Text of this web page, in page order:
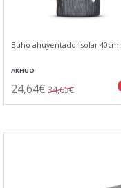
Buho ahuyentador solar 40cm.
AKHUO
24,64€ 34,65€